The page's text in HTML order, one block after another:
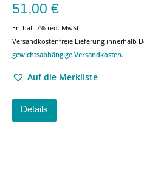
51,00 €
Enthält 7% red. MwSt.
Versandkostenfreie Lieferung innerhalb
gewichtsabhängige Versandkosten.
Auf die Merkliste
Details